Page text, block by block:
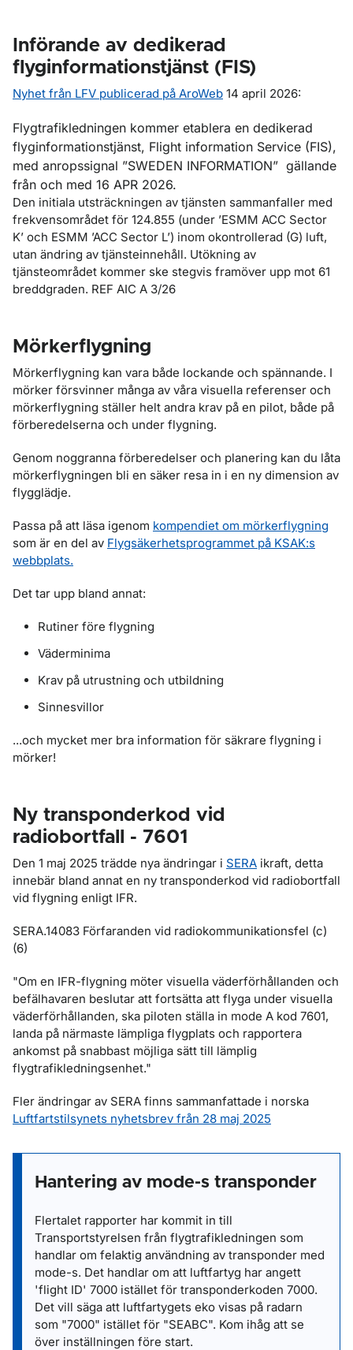
Införande av dedikerad
flyginformationstjänst (FIS)
Nyhet från LFV publicerad på AroWeb 14 april 2026:
Flygtrafikledningen kommer etablera en dedikerad
flyginformationstjänst, Flight information Service (FIS),
med anropssignal ”SWEDEN INFORMATION” gällande
från och med 16 APR 2026.
Den initiala utsträckningen av tjänsten sammanfaller med
frekvensområdet för 124.855 (under ’ESMM ACC Sector
K’ och ESMM ’ACC Sector L’) inom okontrollerad (G) luft,
utan ändring av tjänsteinnehåll. Utökning av
tjänsteområdet kommer ske stegvis framöver upp mot 61
breddgraden. REF AIC A 3/26
Mörkerflygning
Mörkerflygning kan vara både lockande och spännande. I
mörker försvinner många av våra visuella referenser och
mörkerflygning ställer helt andra krav på en pilot, både på
förberedelserna och under flygning.
Genom noggranna förberedelser och planering kan du låta
mörkerflygningen bli en säker resa in i en ny dimension av
flygglädje.
Passa på att läsa igenom kompendiet om mörkerflygning
som är en del av Flygsäkerhetsprogrammet på KSAK:s
webbplats.
Det tar upp bland annat:
Rutiner före flygning
Väderminima
Krav på utrustning och utbildning
Sinnesvillor
...och mycket mer bra information för säkrare flygning i
mörker!
Ny transponderkod vid
radiobortfall - 7601
Den 1 maj 2025 trädde nya ändringar i SERA ikraft, detta
innebär bland annat en ny transponderkod vid radiobortfall
vid flygning enligt IFR.
SERA.14083 Förfaranden vid radiokommunikationsfel (c)
(6)
"Om en IFR-flygning möter visuella väderförhållanden och
befälhavaren beslutar att fortsätta att flyga under visuella
väderförhållanden, ska piloten ställa in mode A kod 7601,
landa på närmaste lämpliga flygplats och rapportera
ankomst på snabbast möjliga sätt till lämplig
flygtrafikledningsenhet."
Fler ändringar av SERA finns sammanfattade i norska
Luftfartstilsynets nyhetsbrev från 28 maj 2025
Hantering av mode-s transponder
Flertalet rapporter har kommit in till
Transportstyrelsen från flygtrafikledningen som
handlar om felaktig användning av transponder med
mode-s. Det handlar om att luftfartyg har angett
'flight ID' 7000 istället för transponderkoden 7000.
Det vill säga att luftfartygets eko visas på radarn
som "7000" istället för "SEABC". Kom ihåg att se
över inställningen före start.